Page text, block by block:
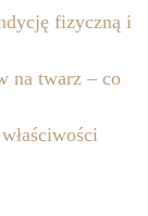
fizyczną i
na twarz – co